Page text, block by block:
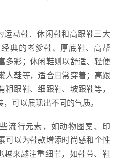
运动鞋、休闲鞋和高跟鞋三大
典的老爹鞋、厚底鞋、高帮
多彩；休闲鞋则以舒适、轻便
人鞋等，适合日常穿着；高跟
跟鞋、细跟鞋、坡跟鞋等，
可以展现出不同的气质。
流行元素，如动物图案、印
可以为鞋款增添时尚感和个性
越来越注重细节，如鞋带、鞋